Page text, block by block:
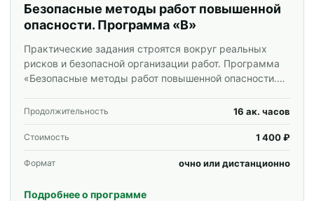
Безопасные методы работ повышенной
опасности. Программа «В»
Практические задания строятся вокруг реальных
рисков и безопасной организации работ. Программа
«Безопасные методы работ повышенной опасности.
групп.
Продолжительность 16 ак. часов
Стоимость 1 400 ₽
Формат очно или дистанционно
Подробнее о программе